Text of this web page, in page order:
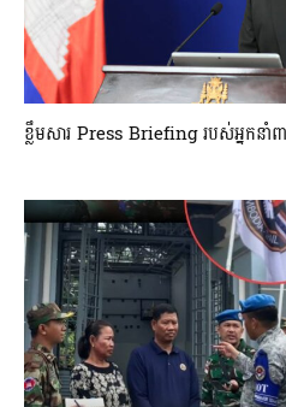
ខ្លឹមសារ Press Briefing របស់អ្នកនាំព